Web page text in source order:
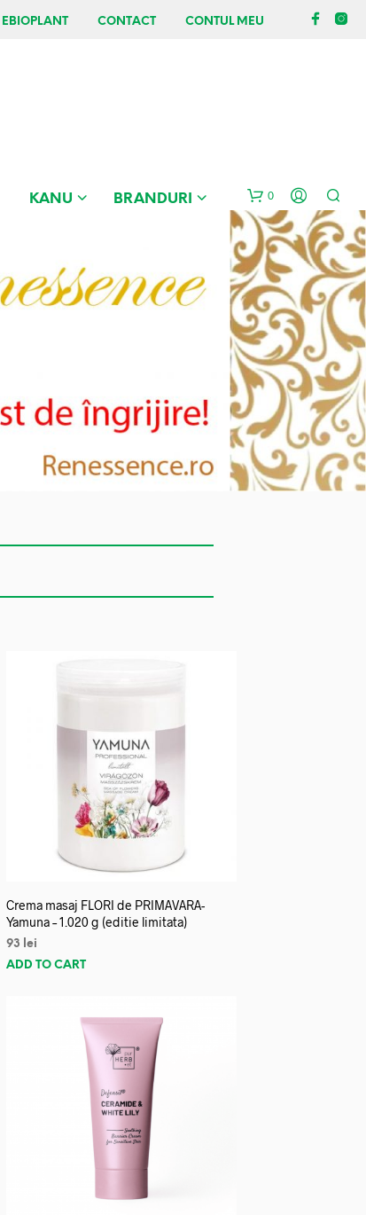
EBIOPLANT CONTACT CONTUL MEU
KANU BRANDURI 0
Crema masaj FLORI de PRIMAVARA-
Yamuna – 1.020 g (editie limitata)
93
lei
ADD TO CART